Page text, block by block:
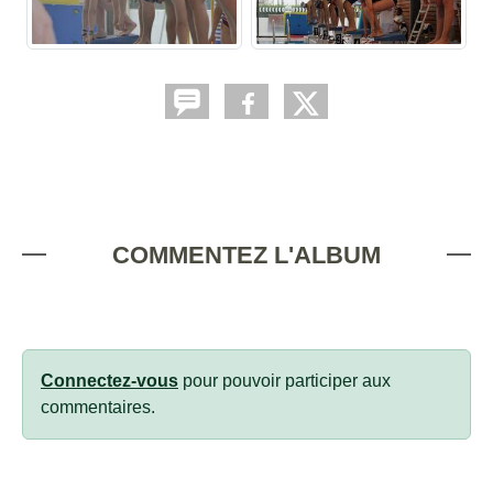
COMMENTEZ L'ALBUM
Connectez-vous pour pouvoir participer aux
commentaires.